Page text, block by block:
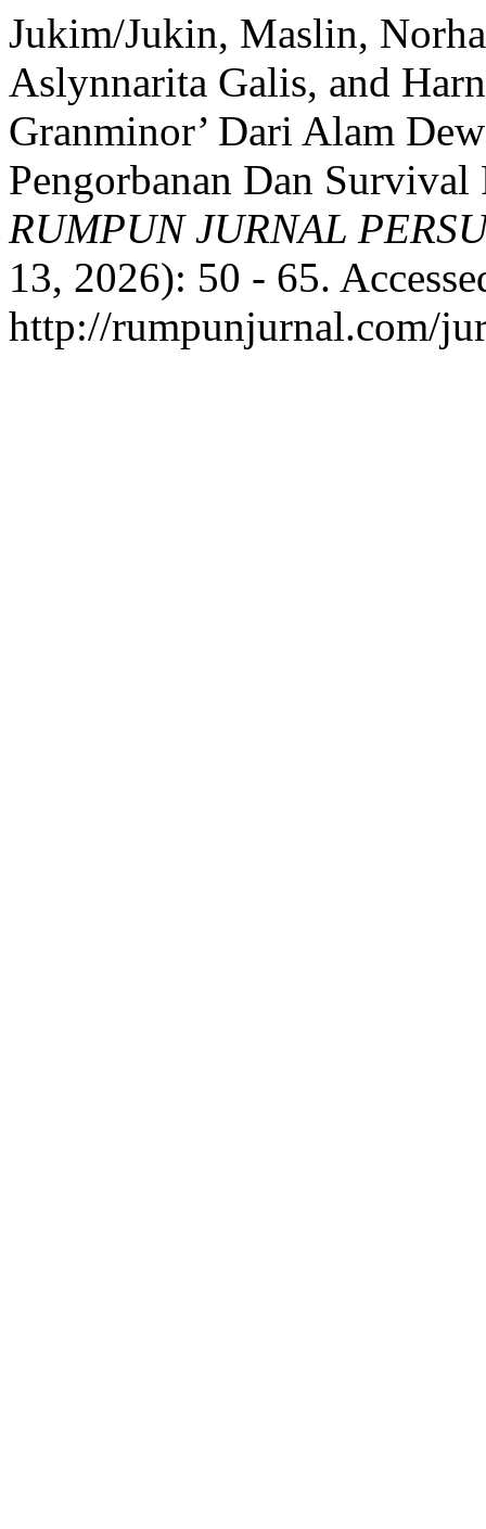
Jukim/Jukin, Maslin,
Aslynnarita Galis, and
Granminor’ Dari Alam
Pengorbanan Dan
RUMPUN JURNAL
13, 2026): 50 - 65.
http://rumpunjurnal.com/